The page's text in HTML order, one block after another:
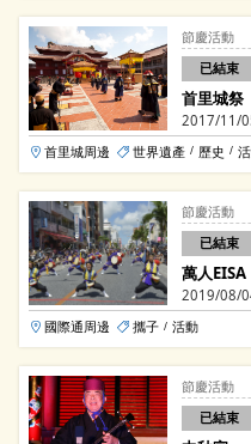
節慶活動
已結束
首里城祭
2017/11/
首里城周邊 世界遺產 / 歷史 /
節慶活動
已結束
萬人
2019/08/
國際通周邊 攜子 / 活動
節慶活動
已結束